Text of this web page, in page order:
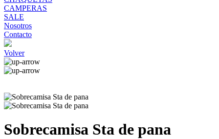
CAMPERAS
SALE
Nosotros
Contacto
Volver
Sobrecamisa Sta de pana